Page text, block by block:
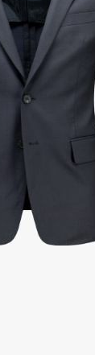
회에서 고시한 피해 보상
될 수 있으며, 이 경우 고
립니다.
> 매장 or 본사 몰 > 고객
장을 방문하시어 의뢰하
이며 수선 작업이 복잡한
상 복구 수선을 원칙으로
수선이 불가할 수도 있습
습니다.
점심시간 : 12:00 ~